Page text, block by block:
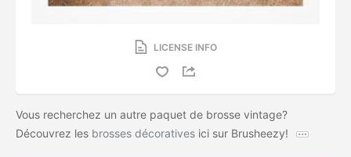
LICENSE INFO
Vous recherchez un autre paquet de brosse vintage?
Découvrez les brosses décoratives ici sur Brusheezy!